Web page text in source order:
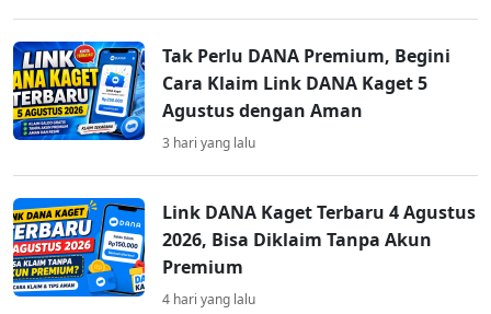
Tak Perlu DANA Premium, Begini
Cara Klaim Link DANA Kaget 5
Agustus dengan Aman
3 hari yang lalu
Link DANA Kaget Terbaru 4 Agustus
2026, Bisa Diklaim Tanpa Akun
Premium
4 hari yang lalu